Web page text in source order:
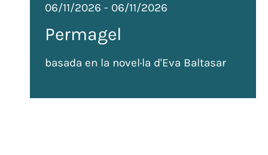
06/11/2026 - 06/11/2026
Permagel
basada en la novel·la d'Eva Baltasar